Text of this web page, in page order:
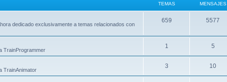
TEMAS MENSAJES
dedicado exclusivamente a temas relacionados con
659 5577
TrainProgrammer
1 5
TrainAnimator
3 10